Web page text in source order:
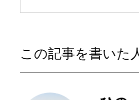
この記事を書いた